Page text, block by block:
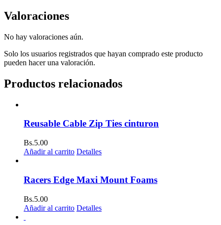
Valoraciones
No hay valoraciones aún.
Solo los usuarios registrados que hayan comprado este producto
pueden hacer una valoración.
Productos relacionados
Reusable Cable Zip Ties cinturon
Bs.5.00
Añadir al carrito Detalles
Racers Edge Maxi Mount Foams
Bs.5.00
Añadir al carrito Detalles